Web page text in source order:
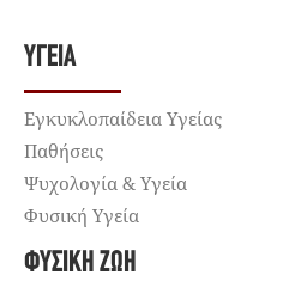
ΥΓΕΊΑ
Εγκυκλοπαίδεια Υγείας
Παθήσεις
Ψυχολογία & Υγεία
Φυσική Υγεία
ΦΥΣΙΚΉ ΖΩΉ